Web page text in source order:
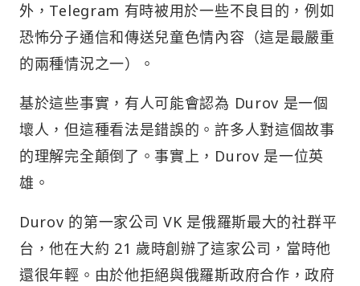
外，Telegram 有時被用於一些不良目的，例如
恐怖分子通信和傳送兒童色情內容（這是最嚴重
的兩種情況之一）。
基於這些事實，有人可能會認為 Durov 是一個
壞人，但這種看法是錯誤的。許多人對這個故事
的理解完全顛倒了。事實上，Durov 是一位英
雄。
Durov 的第一家公司 VK 是俄羅斯最大的社群平
台，他在大約 21 歲時創辦了這家公司，當時他
還很年輕。由於他拒絕與俄羅斯政府合作，政府